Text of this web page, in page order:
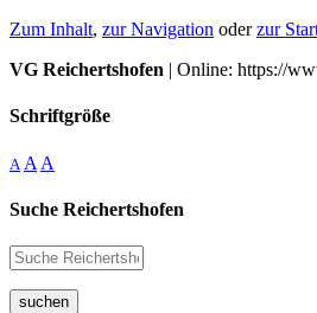
Zum Inhalt, zur Navigation oderzur
VG Reichertshofen | Online: https://
Schriftgröße
A A A
Suche Reichertshofen
suchen